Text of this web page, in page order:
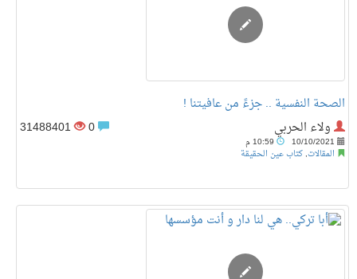
الصحة النفسية .. جزءً من عافيتنا !
ولاء الحربي
10/10/2021
المقالات, كتاب عين الحقيقة
31488401